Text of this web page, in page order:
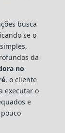
busca
se o
da
no
, o cliente
executar o
e